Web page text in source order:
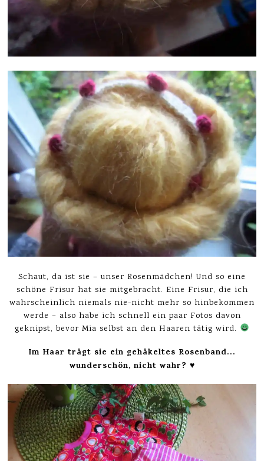
Schaut, da ist sie – unser Rosenmädchen! Und so eine
schöne Frisur hat sie mitgebracht. Eine Frisur, die ich
wahrscheinlich niemals nie-nicht mehr so hinbekommen
werde – also habe ich schnell ein paar Fotos davon
geknipst, bevor Mia selbst an den Haaren tätig wird.
Im Haar trägt sie ein gehäkeltes Rosenband…
wunderschön, nicht wahr? ♥